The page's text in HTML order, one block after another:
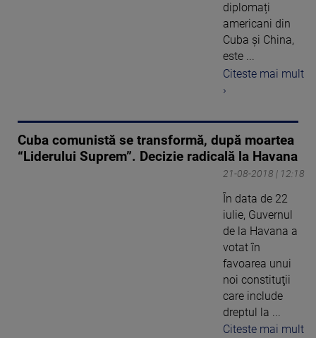
diplomați
americani din
Cuba și China,
este ...
Citeste mai mult
›
Cuba comunistă se transformă, după moartea
“Liderului Suprem”. Decizie radicală la Havana
21-08-2018 | 12:18
În data de 22
iulie, Guvernul
de la Havana a
votat în
favoarea unui
noi constituţii
care include
dreptul la ...
Citeste mai mult